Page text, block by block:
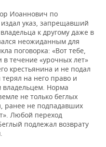
Иоаннович по
указ, запрещавший
к другому даже в
неожиданным для
поговорка: «Вот тебе,
течение «урочных лет»
крестьянина и не подал
на него право и
владельцем. Норма
не только беглых
ранее не подпадавших
Любой переход
подлежал возврату